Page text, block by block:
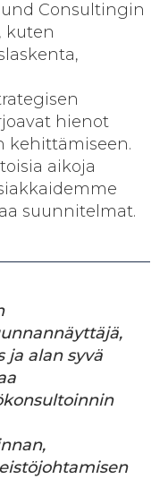
Consultingin
kuten
hienot
kehittämiseen.
aikoja
suunnitelmat.
ja alan syvä